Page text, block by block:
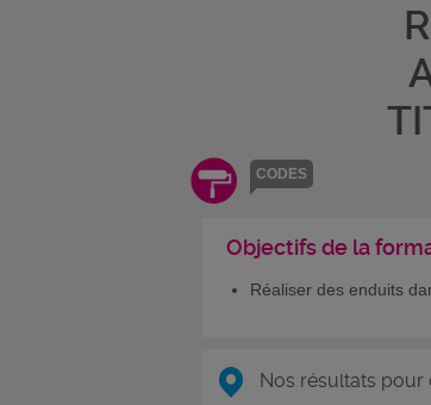
CODES
Objectifs de la
Réaliser des enduits
Nos résultats pour